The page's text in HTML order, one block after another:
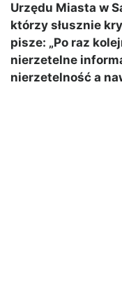
Urzędu Miasta w
którzy słusznie
pisze: „Po raz
nierzetelne
nierzetelność a